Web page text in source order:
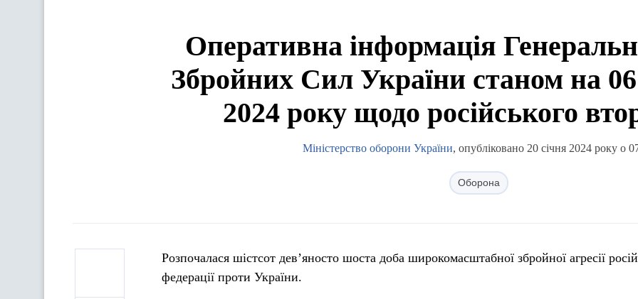
Оперативна інформація
Збройних Сил України станом на
2024 року щодо російського
Міністерство оборони України, опубліковано 20 січня 2024 року о
Оборона
Розпочалася шістсот дев’яносто шоста доба широкомасштабної збройної агресії
федерації проти України.